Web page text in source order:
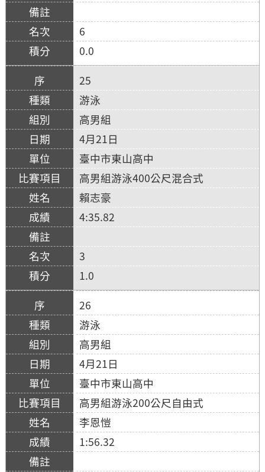
6
0.0
25
游泳
高男組
4月21日
臺中市東山高中
高男組游泳400公尺混合式
賴志豪
4:35.82
3
1.0
26
游泳
高男組
4月21日
臺中市東山高中
高男組游泳200公尺自由式
李恩愷
1:56.32